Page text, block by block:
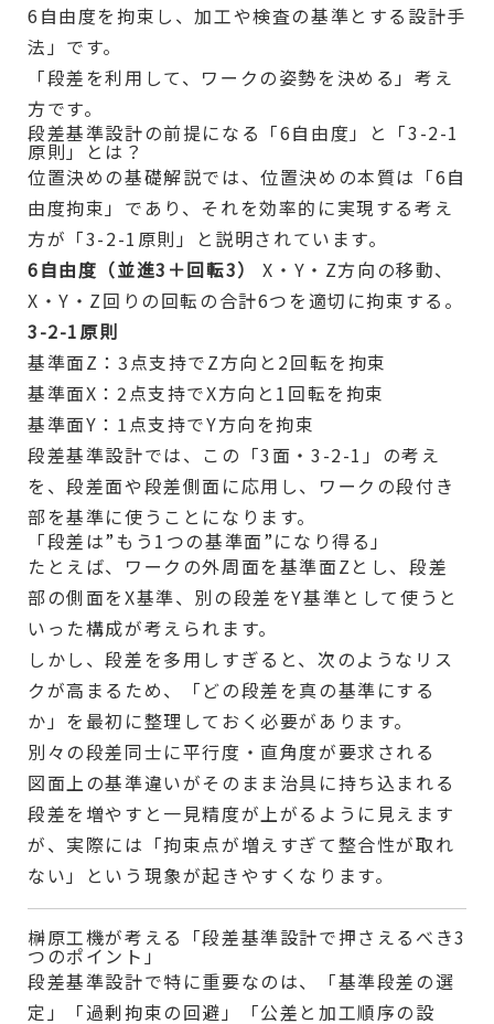
6自由度を拘束し、加工や検査の基準とする設計手
法」です。
「段差を利用して、ワークの姿勢を決める」考え
方です。
段差基準設計の前提になる「6自由度」と「3-2-1
原則」とは？
位置決めの基礎解説では、位置決めの本質は「6自
由度拘束」であり、それを効率的に実現する考え
方が「3-2-1原則」と説明されています。
6自由度（並進3＋回転3）
X・Y・Z方向の移動、
X・Y・Z回りの回転の合計6つを適切に拘束する。
3-2-1原則
基準面Z：3点支持でZ方向と2回転を拘束
基準面X：2点支持でX方向と1回転を拘束
基準面Y：1点支持でY方向を拘束
段差基準設計では、この「3面・3-2-1」の考え
を、段差面や段差側面に応用し、ワークの段付き
部を基準に使うことになります。
「段差は”もう1つの基準面”になり得る」
たとえば、ワークの外周面を基準面Zとし、段差
部の側面をX基準、別の段差をY基準として使うと
いった構成が考えられます。
しかし、段差を多用しすぎると、次のようなリス
クが高まるため、「どの段差を真の基準にする
か」を最初に整理しておく必要があります。
別々の段差同士に平行度・直角度が要求される
図面上の基準違いがそのまま治具に持ち込まれる
段差を増やすと一見精度が上がるように見えます
が、実際には「拘束点が増えすぎて整合性が取れ
ない」という現象が起きやすくなります。
榊原工機が考える「段差基準設計で押さえるべき3
つのポイント」
段差基準設計で特に重要なのは、「基準段差の選
定」「過剰拘束の回避」「公差と加工順序の設